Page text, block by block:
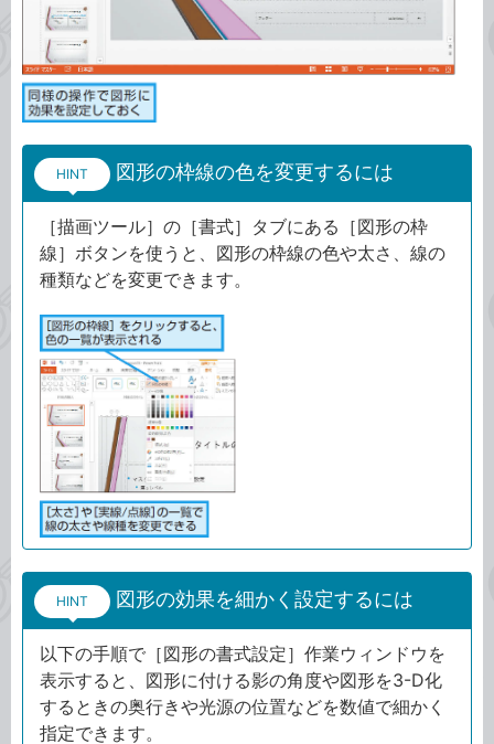
HINT 図形の枠線の色を変更するには
［描画ツール］の［書式］タブにある［図形の枠
線］ボタンを使うと、図形の枠線の色や太さ、線の
種類などを変更できます。
HINT 図形の効果を細かく設定するには
以下の手順で［図形の書式設定］作業ウィンドウを
表示すると、図形に付ける影の角度や図形を3-D化
するときの奥行きや光源の位置などを数値で細かく
指定できます。